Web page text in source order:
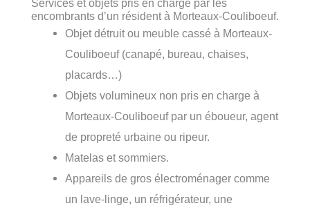
Services et objets pris en charge par les
encombrants d’un résident à Morteaux-Couliboeuf.
Objet détruit ou meuble cassé à Morteaux-
Couliboeuf (canapé, bureau, chaises,
placards…)
Objets volumineux non pris en charge à
Morteaux-Couliboeuf par un éboueur, agent
de propreté urbaine ou ripeur.
Matelas et sommiers.
Appareils de gros électroménager comme
un lave-linge, un réfrigérateur, une